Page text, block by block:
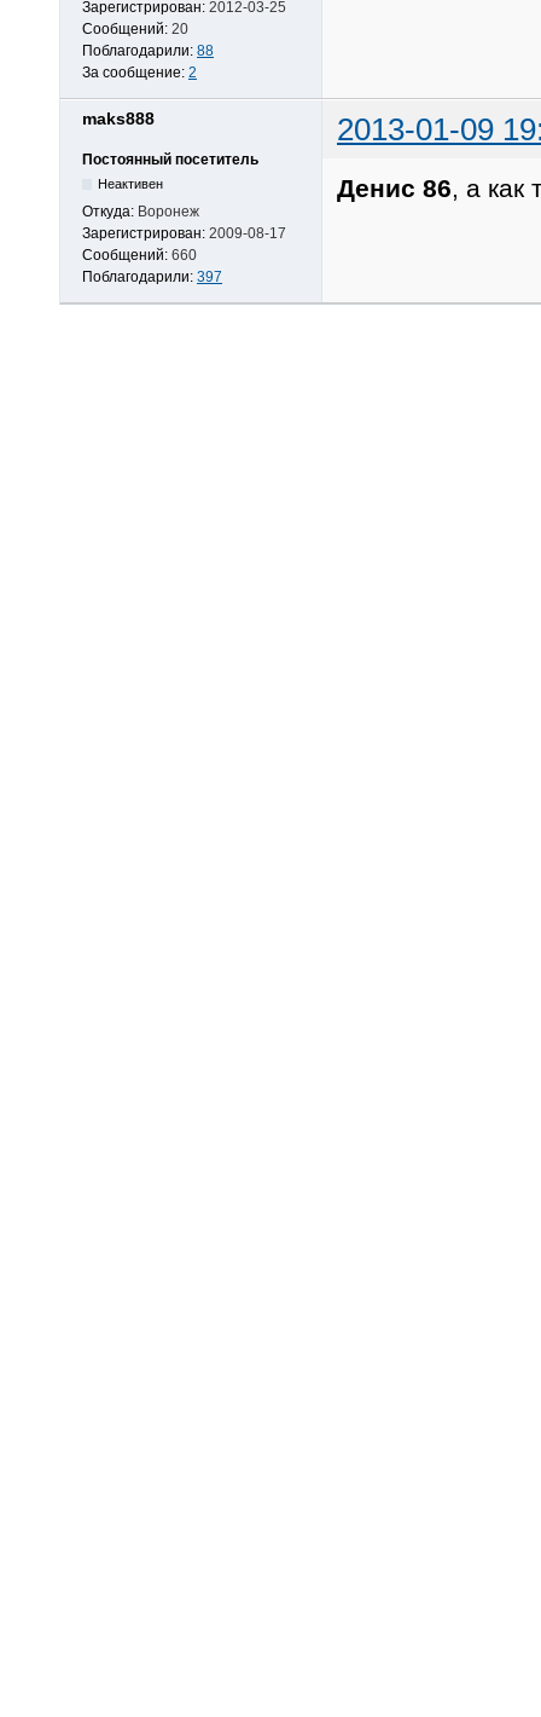
Зарегистрирован: 2012-03-25
Сообщений: 20
Поблагодарили: 88
За сообщение: 2
maks888 2013-01-09
Постоянный посетитель
Неактивен
Откуда: Воронеж
Зарегистрирован: 2009-08-17
Сообщений: 660
Поблагодарили: 397
Денис 86, а как